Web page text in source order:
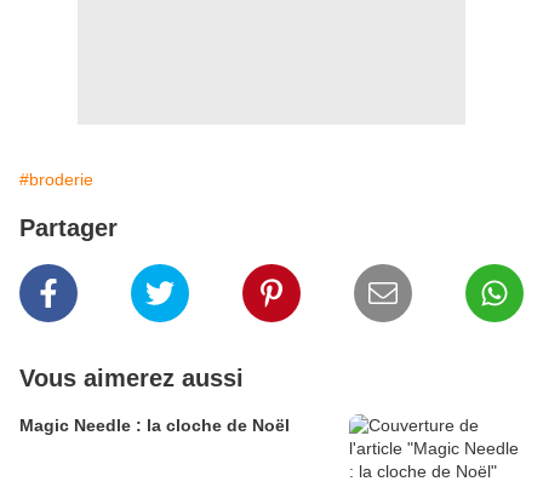
#broderie
Partager
Vous aimerez aussi
Magic Needle : la cloche de Noël